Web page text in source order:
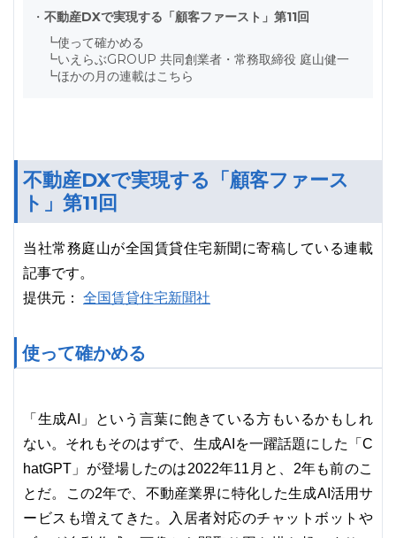
・ 不動産DXで実現する「顧客ファースト」第11回
┗使って確かめる
┗いえらぶGROUP 共同創業者・常務取締役 庭山健一
┗ほかの月の連載はこちら
不動産DXで実現する「顧客ファース
ト」第11回
当社常務庭山が全国賃貸住宅新聞に寄稿している連載
記事です。
提供元： 全国賃貸住宅新聞社
使って確かめる
「生成AI」という言葉に飽きている方もいるかもしれ
ない。それもそのはずで、生成AIを一躍話題にした「C
hatGPT」が登場したのは2022年11月と、2年も前のこ
とだ。この2年で、不動産業界に特化した生成AI活用サ
ービスも増えてきた。入居者対応のチャットボットや